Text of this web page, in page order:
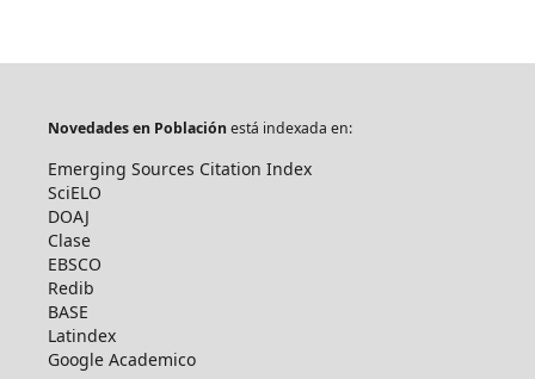
Novedades en Poblaciónestá indexada en:
Emerging Sources Citation Index
SciELO
DOAJ
Clase
EBSCO
Redib
BASE
Latindex
Google Academico